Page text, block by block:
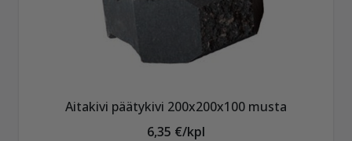
Aitakivi päätykivi 200x200x100 musta
6,35 €/kpl